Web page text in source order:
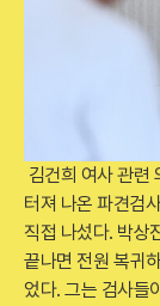
김건희 여사 관련
터져 나온 파견검
직접 나섰다. 박상
끝나면 전원 복귀
었다. 그는 검사들